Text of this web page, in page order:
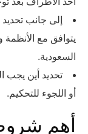
إلى جانب تحديد
يتوافق مع الأنظمة
السعودية.
تحديد أين يجب
أو اللجوء للتحكيم.
أهم